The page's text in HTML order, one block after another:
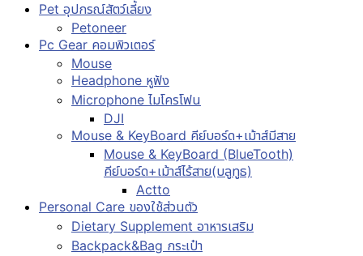
Pet อุปกรณ์สัตว์เลี้ยง
Petoneer
Pc Gear คอมพิวเตอร์
Mouse
Headphone หูฟัง
Microphone ไมโครโฟน
DJI
Mouse & KeyBoard คีย์บอร์ด+เม้าส์มีสาย
Mouse & KeyBoard (BlueTooth)
คีย์บอร์ด+เม้าส์ไร้สาย(บลูทูธ)
Actto
Personal Care ของใช้ส่วนตัว
Dietary Supplement อาหารเสริม
Backpack&Bag กระเป๋า